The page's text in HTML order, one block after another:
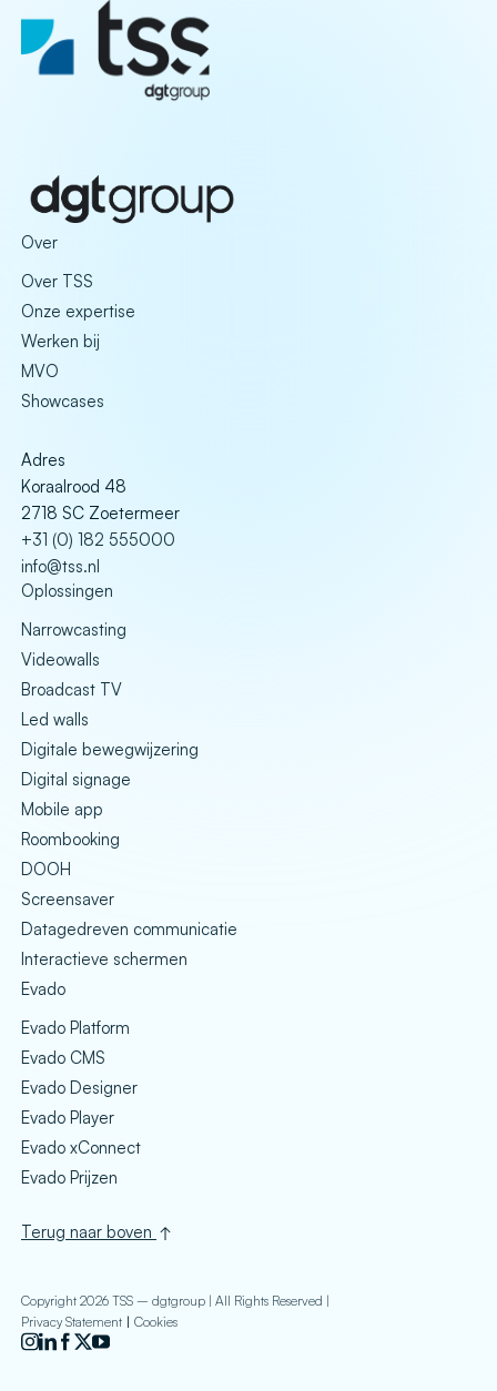
Over
Over TSS
Onze expertise
Werken bij
MVO
Showcases
Adres
Koraalrood 48
2718 SC Zoetermeer
+31 (0) 182 555000
info@tss.nl
Oplossingen
Narrowcasting
Videowalls
Broadcast TV
Led walls
Digitale bewegwijzering
Digital signage
Mobile app
Roombooking
DOOH
Screensaver
Datagedreven communicatie
Interactieve schermen
Evado
Evado Platform
Evado CMS
Evado Designer
Evado Player
Evado xConnect
Evado Prijzen
Terug naar boven
Copyright 2026 TSS – dgtgroup | All Rights Reserved |
Privacy Statement
Cookies